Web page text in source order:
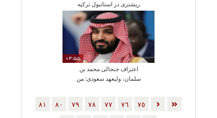
ریشتری در استانبول ترکیه
04:55
اعتراف جنجالی محمد بن
سلمان، ولیعهد سعودی: من
٧٥ ٧٦ ٧٧ ٧٨ ٧٩ ٨٠ ٨١